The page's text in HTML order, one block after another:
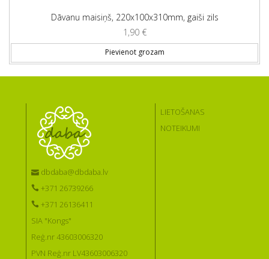
Dāvanu maisiņš, 220x100x310mm, gaiši zils
1,90 €
Pievienot grozam
dbdaba@dbdaba.lv
+371 26739266
+371 26136411
SIA "Kongs"
Reģ.nr 43603006320
PVN Reģ.nr LV43603006320
LIETOŠANAS
NOTEIKUMI